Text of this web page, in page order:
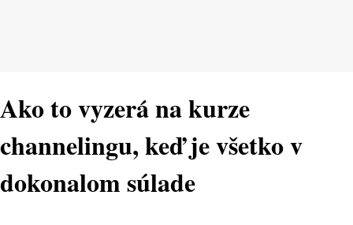
Ako to vyzerá na kurze
channelingu, keď je všetko v
dokonalom súlade